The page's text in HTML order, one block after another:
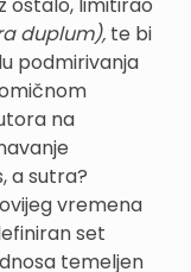
duplum), te bi
podmirivanja
na
a sutra?
vremena
set
temeljen